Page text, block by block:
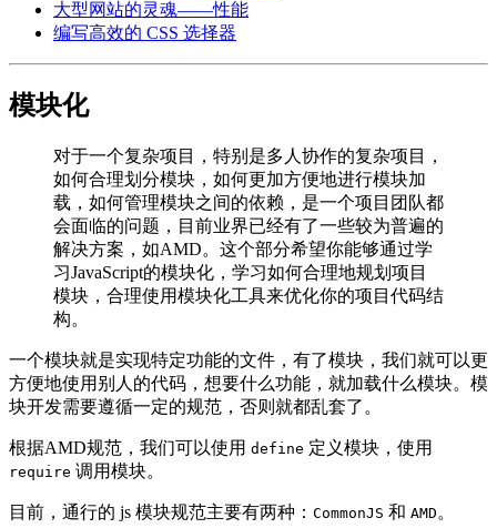
大型网站的灵魂——性能
编写高效的 CSS 选择器
模块化
对于一个复杂项目，特别是多人协作的复杂项目，
如何合理划分模块，如何更加方便地进行模块加
载，如何管理模块之间的依赖，是一个项目团队都
会面临的问题，目前业界已经有了一些较为普遍的
解决方案，如AMD。这个部分希望你能够通过学
习JavaScript的模块化，学习如何合理地规划项目
模块，合理使用模块化工具来优化你的项目代码结
构。
一个模块就是实现特定功能的文件，有了模块，我们就可以更
方便地使用别人的代码，想要什么功能，就加载什么模块。模
块开发需要遵循一定的规范，否则就都乱套了。
根据AMD规范，我们可以使用 define 定义模块，使用
require 调用模块。
目前，通行的 js 模块规范主要有两种： CommonJS 和 AMD 。